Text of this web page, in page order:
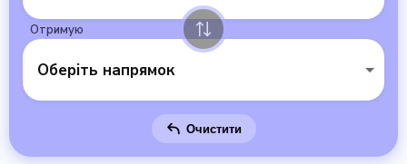
Отримую
Оберіть напрямок
Очистити